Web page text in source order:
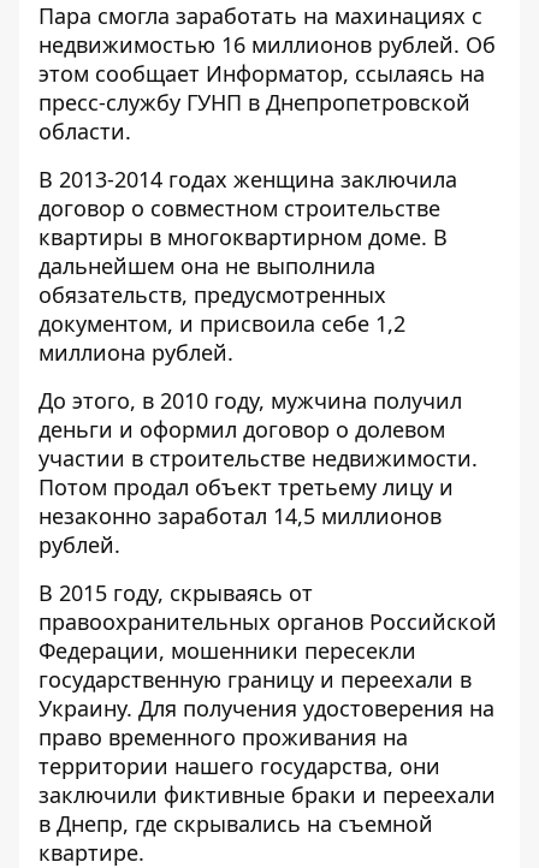
Пара смогла заработать на махинациях с
недвижимостью 16 миллионов рублей. Об
этом сообщает Информатор, ссылаясь на
пресс-службу ГУНП в Днепропетровской
области.
В 2013-2014 годах женщина заключила
договор о совместном строительстве
квартиры в многоквартирном доме. В
дальнейшем она не выполнила
обязательств, предусмотренных
документом, и присвоила себе 1,2
миллиона рублей.
До этого, в 2010 году, мужчина получил
деньги и оформил договор о долевом
участии в строительстве недвижимости.
Потом продал объект третьему лицу и
незаконно заработал 14,5 миллионов
рублей.
В 2015 году, скрываясь от
правоохранительных органов Российской
Федерации, мошенники пересекли
государственную границу и переехали в
Украину. Для получения удостоверения на
право временного проживания на
территории нашего государства, они
заключили фиктивные браки и переехали
в Днепр, где скрывались на съемной
квартире.